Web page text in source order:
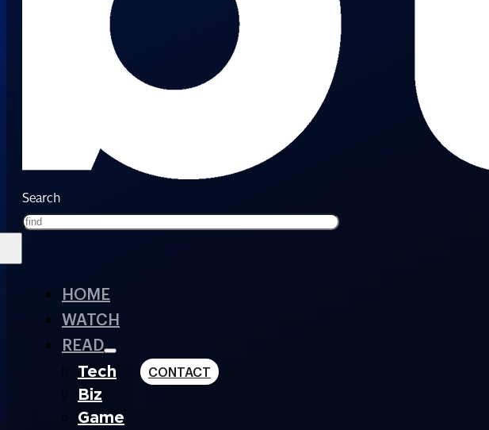
Search
HOME
WATCH
READ
Tech
Biz
Game
CONTACT